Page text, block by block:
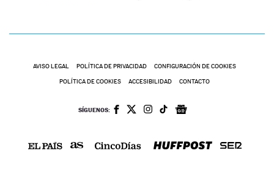
AVISO LEGAL POLÍTICA DE PRIVACIDAD CONFIGURACIÓN DE COOKIES
POLÍTICA DE COOKIES ACCESIBILIDAD CONTACTO
SÍGUENOS: